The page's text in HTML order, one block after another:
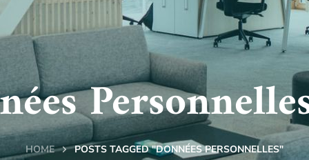
HOME POSTS TAGGED "DONNÉES PERSONNELLES"